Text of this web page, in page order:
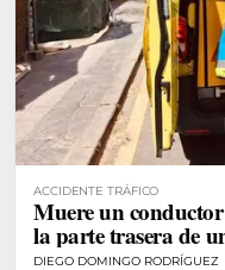
ACCIDENTE TRÁFICO
Muere un
la parte trasera de
DIEGO DOMINGO RODRÍGUEZ